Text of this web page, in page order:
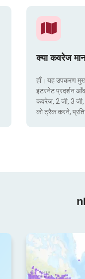
क्या कवरेज
हाँ। यह उपकरण
इंटरनेट प्रदर्शन
कवरेज, 2 जी, 3 जी,
को ट्रैक करने,